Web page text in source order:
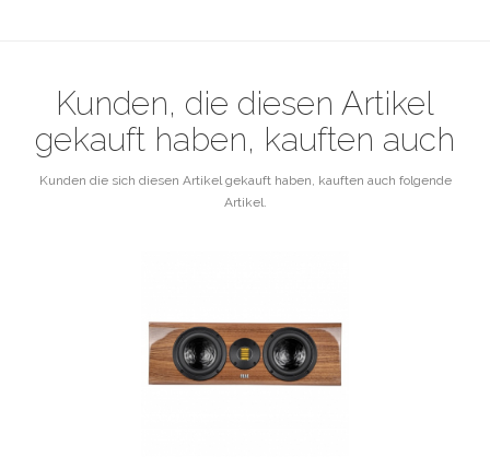
Kunden, die diesen Artikel
gekauft haben, kauften auch
Kunden die sich diesen Artikel gekauft haben, kauften auch folgende
Artikel.